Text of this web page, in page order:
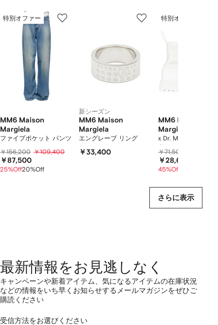
特別オファー
MM6 Maison
Margiela
ファイブポケット パンツ
￥156,200 ￥109,400
￥87,500
25%Off20%Off
新シーズン
MM6 Maison
Margiela
エングレーブ リング
￥33,400
特別オファー
MM6 Maison
Margiela
x Dr. Martens 1460
ツ
￥71,500
￥28,600
45%Off
さらに表示
最新情報をお見逃しなく
キャンペーンや新着アイテム、気になるアイテムの在庫状況
などの情報をいち早くお知らせするメールマガジンをぜひご
購読ください
受信方法をお選びください